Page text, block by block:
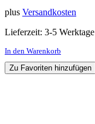
plus Versandkosten
Lieferzeit: 3-5 Werktage
In den Warenkorb
Zu Favoriten hinzufügen